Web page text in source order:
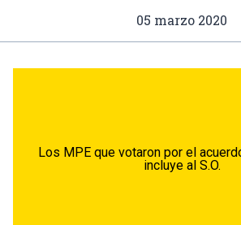
05 marzo 2020
Los MPE que votaron por el
incluye al S.O.